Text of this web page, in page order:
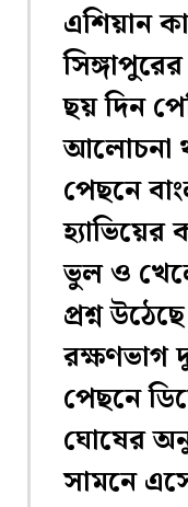
এশিয়ান
ছয় দিন
আলোচনা
পেছনে
ভুল ও
প্রশ্ন
রক্ষণভাগ
পেছনে
ঘোষের
সামনে